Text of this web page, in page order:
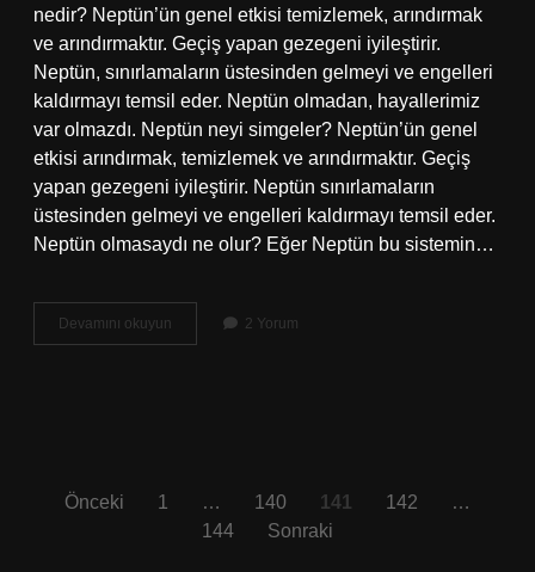
nedir? Neptün’ün genel etkisi temizlemek, arındırmak
ve arındırmaktır. Geçiş yapan gezegeni iyileştirir.
Neptün, sınırlamaların üstesinden gelmeyi ve engelleri
kaldırmayı temsil eder. Neptün olmadan, hayallerimiz
var olmazdı. Neptün neyi simgeler? Neptün’ün genel
etkisi arındırmak, temizlemek ve arındırmaktır. Geçiş
yapan gezegeni iyileştirir. Neptün sınırlamaların
üstesinden gelmeyi ve engelleri kaldırmayı temsil eder.
Neptün olmasaydı ne olur? Eğer Neptün bu sistemin…
Devamını okuyun
Ne
2 Yorum
Yazı
Önceki 1 … 140 141 142
…
144
Sonraki